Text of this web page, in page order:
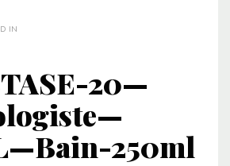
IN
20—
250ml